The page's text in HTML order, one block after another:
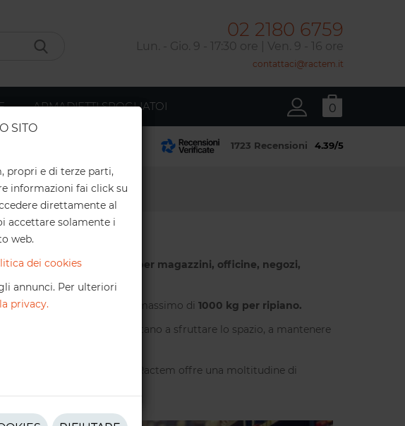
industriali in metallo per magazzini, officine, negozi,
al più pesante, con un massimo di 1000 kg per ripiano.
misure e finiture che aiutano a sfruttare lo spazio, a mantenere
. Inoltre, Ractem offre una moltitudine di
02 2180 6759
Lun. - Gio. 9 - 17:30 ore | Ven. 9 - 16 ore
contattaci@ractem.it
ARMADIETTI SPOGLIATOI 0
1723 Recensioni 4.39/5
online:
Online
Online
un'offerta
SITO
propri e di terze parti,
informazioni fai click su
direttamente al
accettare solamente i
web.
dei cookies
annunci. Per ulteriori
privacy.